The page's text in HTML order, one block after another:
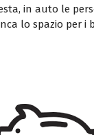
in auto le
lo spazio per i